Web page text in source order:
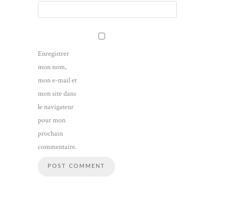
Enregistrer
mon nom,
mon e-mail et
mon site dans
le navigateur
pour mon
prochain
commentaire.